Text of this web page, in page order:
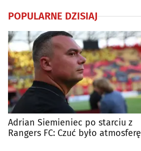
POPULARNE DZISIAJ
Adrian Siemieniec po starciu z
Rangers FC: Czuć było atmosferę